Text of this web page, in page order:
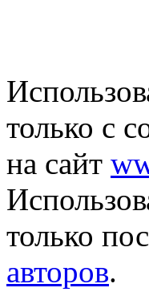
только с
на сайт
только
авторов.